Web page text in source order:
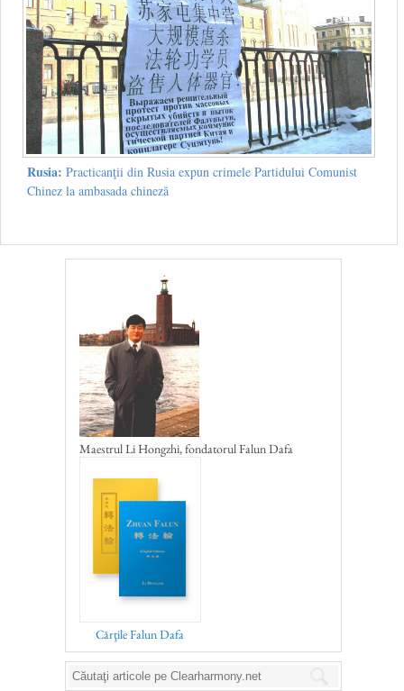
Rusia: Practicanţii din Rusia expun crimele Partidului Comunist
Chinez la ambasada chineză
Maestrul Li Hongzhi, fondatorul Falun Dafa
Cărţile Falun Dafa